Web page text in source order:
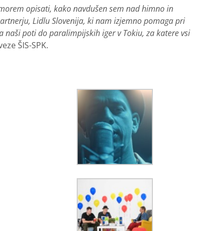
opisati, kako navdušen sem nad himno in
Lidlu Slovenija, ki nam izjemno pomaga pri
poti do paralimpijskih iger v Tokiu, za katere vsi
ŠIS-SPK.